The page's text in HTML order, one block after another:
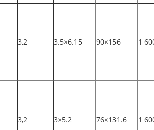
3,2 3.5×6.15 90×156 1
3,2 3×5.2 76×131.6 1